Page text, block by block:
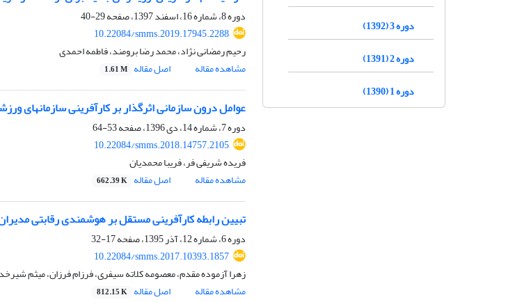
دوره 8، شماره 16، اسفند 1397، صفحه
29-40
10.22084/smms.2019.17945.2288
رحیم رمضانی نژاد، محمد رضا برومند، فاطمه احمدی
مشاهده مقاله
اصل مقاله 1.61 M
عوامل درون سازمانی اثرگذار بر کارآفرینی سازمانهای
دوره 7، شماره 14، دی 1396، صفحه
53-64
10.22084/smms.2018.14757.2105
فریده شریفی فر، فریبا محمدیان
مشاهده مقاله
اصل مقاله 662.39 K
تبیین رابطه کارآفرینی مستقل بر هوشمندی رقابتی
دوره 6، شماره 12، آذر 1395، صفحه
17-32
10.22084/smms.2017.10393.1857
زهرا آزموده مقدم، معصومه کلاته سیفری، فرزام فرزان، میثم
مشاهده مقاله
اصل مقاله 812.15 K
دوره 3 (1392)
دوره 2 (1391)
دوره 1 (1390)